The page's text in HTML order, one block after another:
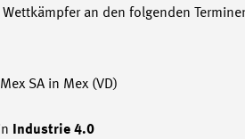
an den folgenden
SA in Mex (VD)
Industrie 4.0